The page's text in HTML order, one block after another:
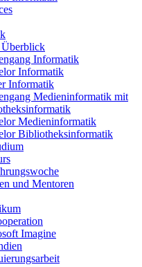
Informatik
Informatik
Informatik
Medieninformatik mit
Medieninformatik
Bibliotheksinformatik
und Mentoren
Imagine